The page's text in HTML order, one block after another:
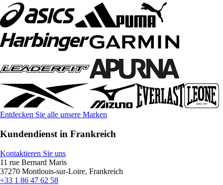
Entdecken Sie alle unsere Marken
Kundendienst in Frankreich
Kontaktieren Sie uns
11 rue Bernard Maris
37270 Montlouis-sur-Loire, Frankreich
+33 1 86 47 62 58